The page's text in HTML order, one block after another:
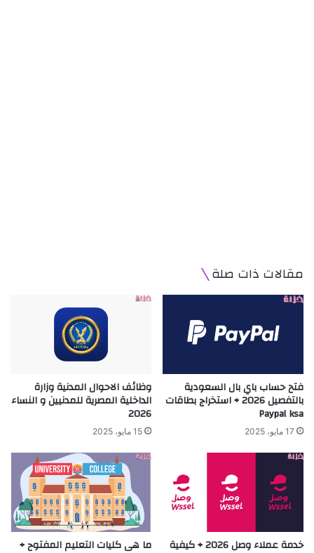
مقالات ذات صلة
فتح حساب باي بال السعودية
بالتفصيل 2026 + استخراج بطاقات
Paypal ksa
17 مايو، 2025
وظائف الاحوال المدنية وزارة
الداخلية المصرية للمدنيين و النساء
2026
15 مايو، 2025
خدمة عملاء وصل 2026 + كيفية ما هى كليات التعليم المفتوح +